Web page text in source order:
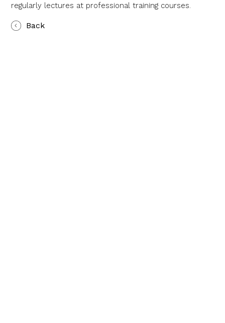
regularly lectures at professional training courses.
Back